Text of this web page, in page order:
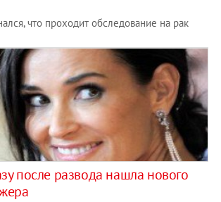
что проходит обследование на рак
после развода нашла нового